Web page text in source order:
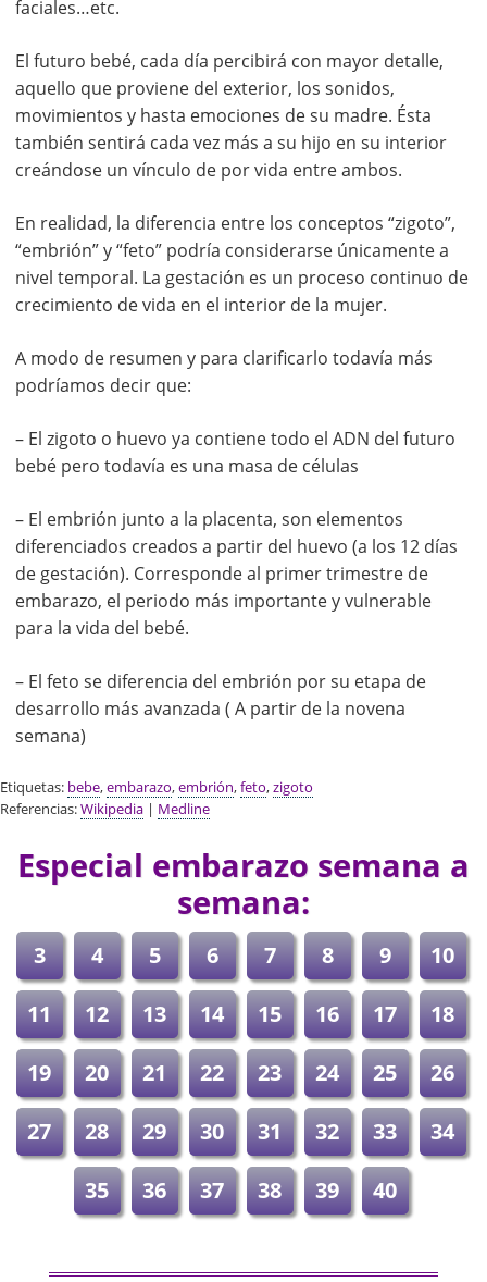
faciales…etc.
El futuro bebé, cada día percibirá con mayor detalle,
aquello que proviene del exterior, los sonidos,
movimientos y hasta emociones de su madre. Ésta
también sentirá cada vez más a su hijo en su interior
creándose un vínculo de por vida entre ambos.
En realidad, la diferencia entre los conceptos “zigoto”,
“embrión” y “feto” podría considerarse únicamente a
nivel temporal. La gestación es un proceso continuo de
crecimiento de vida en el interior de la mujer.
A modo de resumen y para clarificarlo todavía más
podríamos decir que:
– El zigoto o huevo ya contiene todo el ADN del futuro
bebé pero todavía es una masa de células
– El embrión junto a la placenta, son elementos
diferenciados creados a partir del huevo (a los 12 días
de gestación). Corresponde al primer trimestre de
embarazo, el periodo más importante y vulnerable
para la vida del bebé.
– El feto se diferencia del embrión por su etapa de
desarrollo más avanzada ( A partir de la novena
semana)
Etiquetas: bebe,embarazo,embrión,feto,zigoto
Referencias:Wikipedia | Medline
Especial embarazo semana a
semana:
3 4 5 6 7 8 9
10
11
12 13 14 15 16 17
18
19
20 21 22 23 24 25
26
27
28 29 30 31 32 33
34
35
36 37 38 39 40